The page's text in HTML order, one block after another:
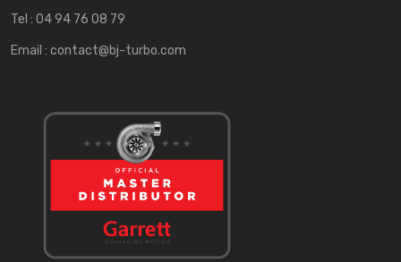
Tel : 04 94 76 08 79
Email : contact@bj-turbo.com